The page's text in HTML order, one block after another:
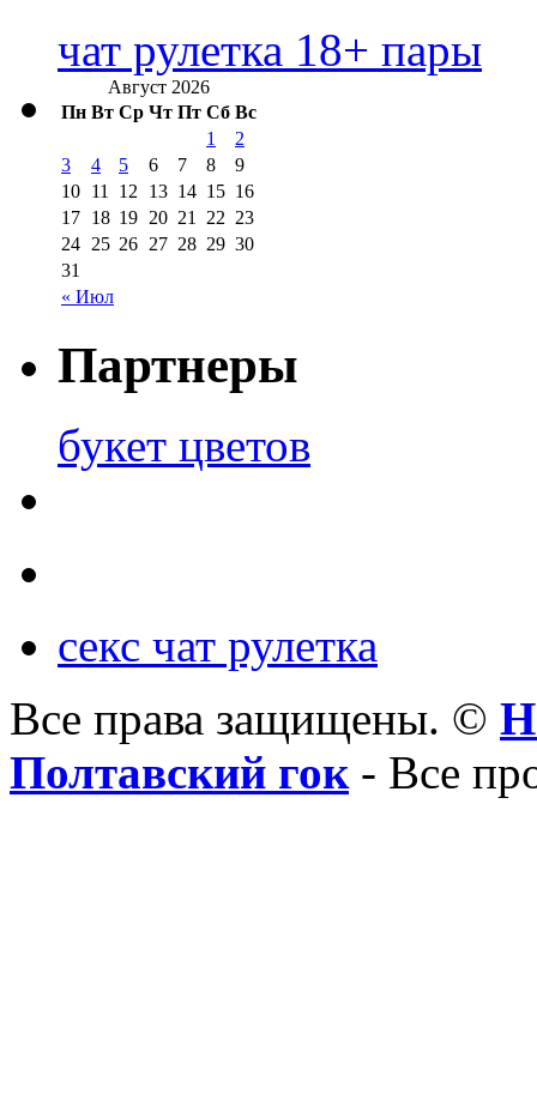
чат рулетка 18+ пары
Август 2026
Пн Вт Ср Чт Пт Сб Вс
« Июл
1
2
3
4 5 6 7 8
9
10 11 12 13 14 15 16
17 18 19 20 21 22 23
24 25 26 27 28 29 30
31
Партнеры
букет цветов
секс чат рулетка
Все права защищены. ©
Полтавский гок- Все